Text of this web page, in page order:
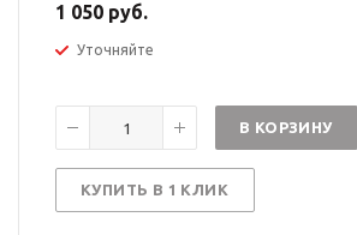
1 050 руб.
Уточняйте
В КОРЗИНУ
КУПИТЬ В 1 КЛИК